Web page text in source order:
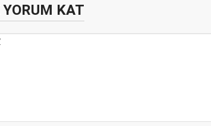
YORUM KAT